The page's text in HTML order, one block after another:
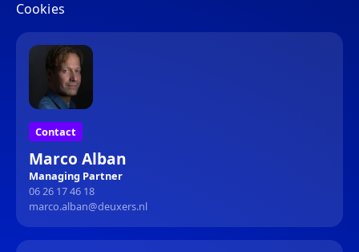
Cookies
Contact
Marco Alban
Managing Partner
06 26 17 46 18‬
marco.alban@deuxers.nl